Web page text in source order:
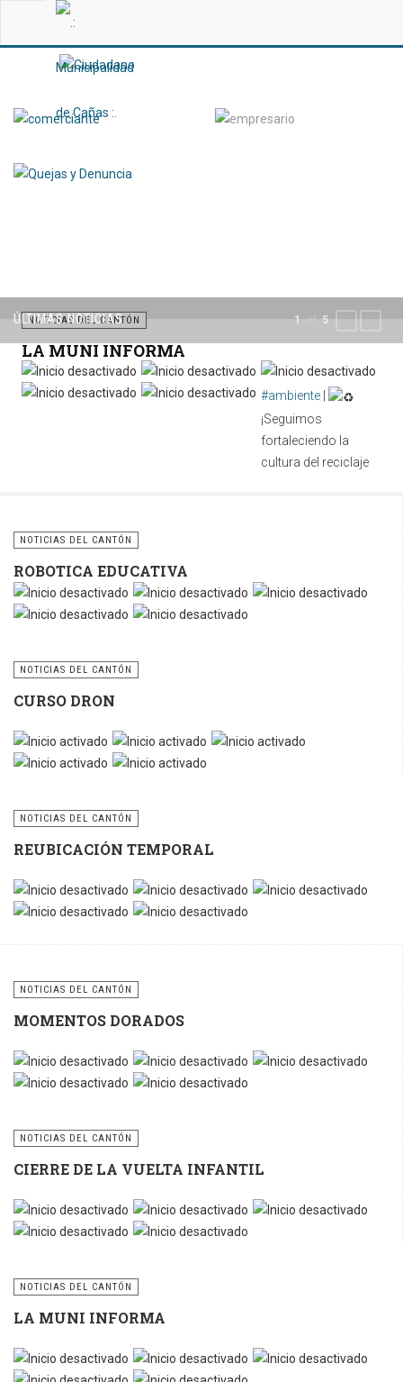
ÚLTIMAS NOTICIAS
NOTICIAS DEL CANTÓN
LA MUNI INFORMA
#ambiente
¡Seguimos
fortaleciendo la
cultura del reciclaje
es una
fomentando la
1 of 5
NOTICIAS DEL CANTÓN
ROBOTICA EDUCATIVA
NOTICIAS DEL CANTÓN
CURSO DRON
Ratio:5 /5
NOTICIAS DEL CANTÓN
REUBICACIÓN TEMPORAL
NOTICIAS DEL CANTÓN
MOMENTOS DORADOS
NOTICIAS DEL CANTÓN
CIERRE DE LA VUELTA INFANTIL
NOTICIAS DEL CANTÓN
LA MUNI INFORMA